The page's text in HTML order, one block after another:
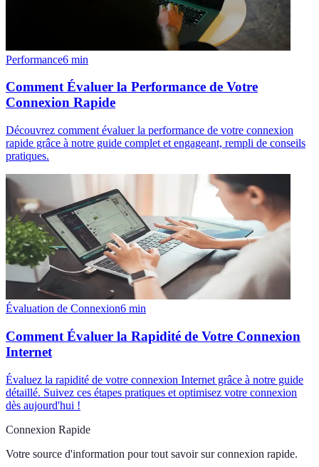
Performance6 min
Comment Évaluer la Performance de Votre
Connexion Rapide
Découvrez comment évaluer la performance de votre connexion
rapide grâce à notre guide complet et engageant, rempli de conseils
pratiques.
Évaluation de Connexion6 min
Comment Évaluer la Rapidité de Votre Connexion
Internet
Évaluez la rapidité de votre connexion Internet grâce à notre guide
détaillé. Suivez ces étapes pratiques et optimisez votre connexion
dès aujourd'hui !
Connexion Rapide
Votre source d'information pour tout savoir sur connexion rapide.